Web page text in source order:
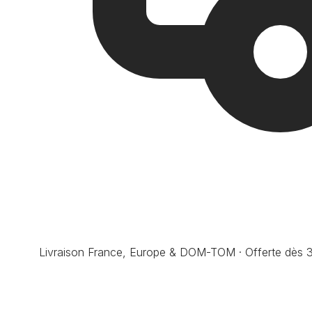
Livraison France, Europe & DOM-TOM · Offerte dès